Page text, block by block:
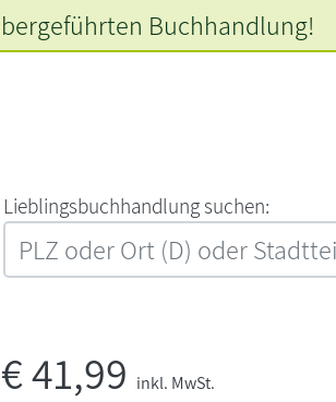
L‍i‍e‍b‍l‍i‍n‍g‍s‍b‍u‍c‍h‍h‍a‍n‍d‍l‍u‍n‍g‍ ‍s‍u‍c‍h‍e‍n‍:‍
Buchhandlung!
€41,99 inkl. MwSt.